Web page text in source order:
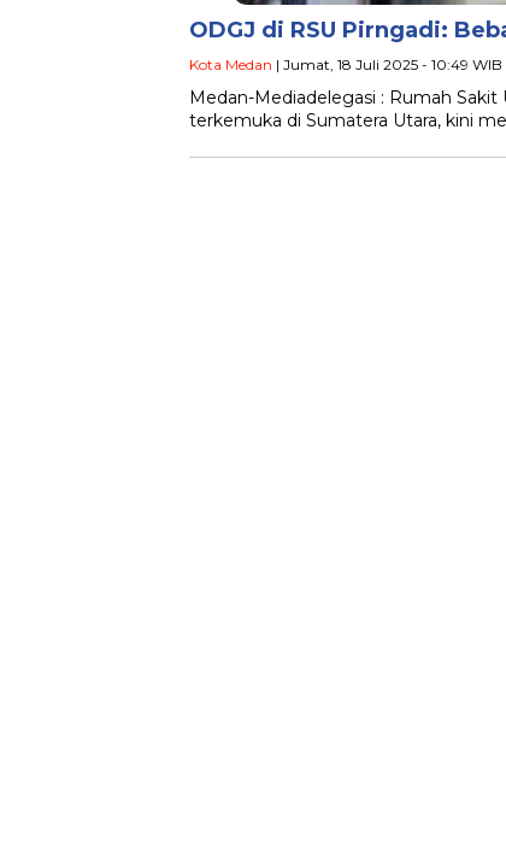
ODGJ di RSU Pirngadi:
Kota Medan | Jumat, 18 Juli 2025 - 10:49 WIB
Medan-Mediadelegasi : Rumah
terkemuka di Sumatera Utara, kini